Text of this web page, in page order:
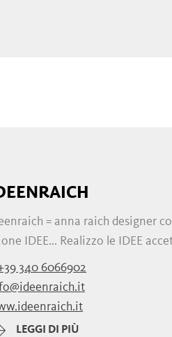
= anna raich designer
IDEE... Realizzo le IDEE
340 6066902
LEGGI DI PIÙ